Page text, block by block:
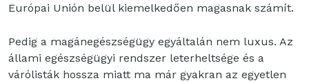
Európai Unión belül kiemelkedően magasnak számít.
Pedig a magánegészségügy egyáltalán nem luxus. Az
állami egészségügyi rendszer leterheltsége és a
várólisták hossza miatt ma már gyakran az egyetlen